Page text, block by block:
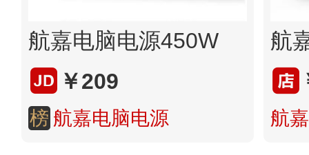
航嘉电脑电源450W
￥209
榜 航嘉电脑电源 航